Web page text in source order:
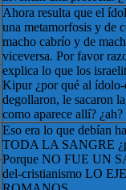
Ahora resulta que el
una metamorfosis y de
macho cabrío y de
viceversa. Por favor
explica lo que los
Kipur ¿por qué al
degollaron, le sacaron
como aparece allí? ¿ah?
Eso era lo que debían
TODA LA SANGRE
Porque NO FUE UN
del-cristianismo LO